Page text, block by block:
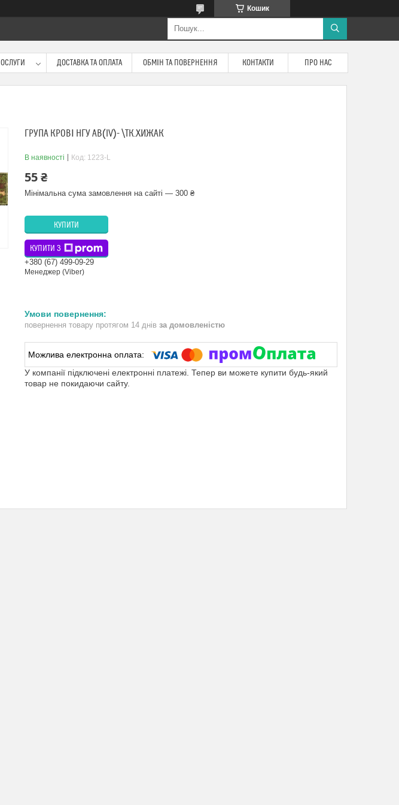
Кошик
ДОСТАВКА ТА ОПЛАТА ОБМІН ТА ПОВЕРНЕННЯ КОНТАКТИ ПРО НАС
ГРУПА КРОВІ НГУ AB(IV)- \ТК.ХИЖАК
В наявності Код: 1223-L
55 ₴
Мінімальна сума замовлення на сайті — 300 ₴
КУПИТИ
КУПИТИ З
+380 (67) 499-09-29
Менеджер (Viber)
повернення товару протягом 14 днів за домовленістю
У компанії підключені електронні платежі. Тепер ви можете купити будь-який
товар не покидаючи сайту.